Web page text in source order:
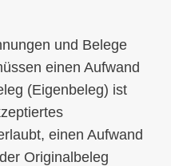
und Belege
einen Aufwand
(Eigenbeleg) ist
einen Aufwand
Originalbeleg